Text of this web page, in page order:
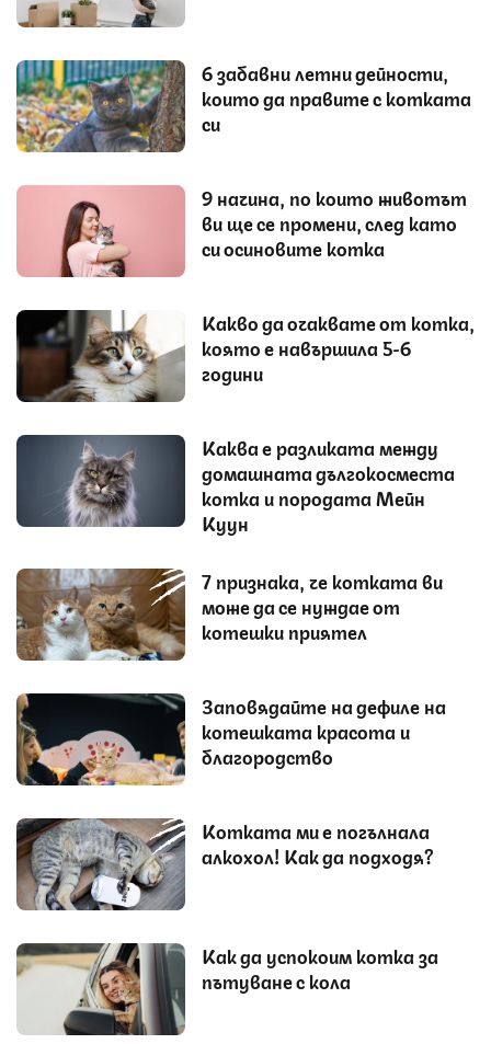
6 забавни летни дейности,
които да правите с котката
си
9 начина, по които животът
ви ще се промени, след като
си осиновите котка
Какво да очаквате от котка,
която е навършила 5-6
години
Каква е разликата между
домашната дългокосместа
котка и породата Мейн
Куун
7 признака, че котката ви
може да се нуждае от
котешки приятел
Заповядайте на дефиле на
котешката красота и
благородство
Котката ми е погълнала
алкохол! Как да подходя?
Как да успокоим котка за
пътуване с кола